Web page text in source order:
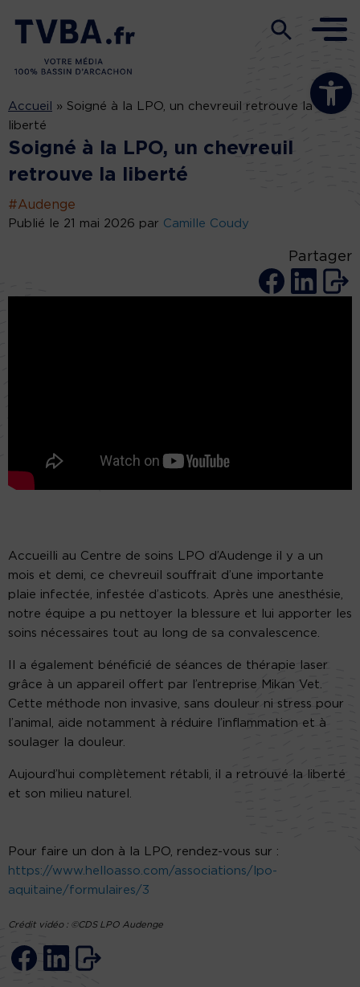
Ouvrir la
Accueil » Soigné à la LPO, un chevreuil retrouve la
liberté
Soigné à la LPO, un chevreuil
retrouve la liberté
#Audenge
Publié le 21 mai 2026 par Camille Coudy
Partager
Accueilli au Centre de soins LPO d’Audenge il y a un
mois et demi, ce chevreuil souffrait d’une importante
plaie infectée, infestée d’asticots. Après une anesthésie,
notre équipe a pu nettoyer la blessure et lui apporter les
soins nécessaires tout au long de sa convalescence.
Il a également bénéficié de séances de thérapie laser
grâce à un appareil offert par l’entreprise Mikan Vet.
Cette méthode non invasive, sans douleur ni stress pour
l’animal, aide notamment à réduire l’inflammation et à
soulager la douleur.
Aujourd’hui complètement rétabli, il a retrouvé la liberté
et son milieu naturel.
Pour faire un don à la LPO, rendez-vous sur :
https://www.helloasso.com/associations/lpo-
aquitaine/formulaires/3
Crédit vidéo : ©CDS LPO Audenge